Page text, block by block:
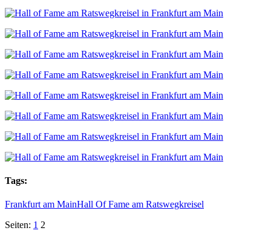
Tags:
Frankfurt am MainHall Of Fame am Ratswegkreisel
Seiten: 1 2